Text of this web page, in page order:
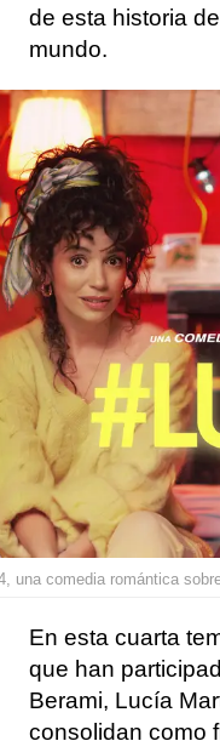
de esta historia
mundo.
una comedia romántica
En esta cuarta
que han
Berami, Lucía
consolidan como